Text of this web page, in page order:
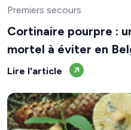
Premiers secours
Cortinaire pourpre :
mortel à éviter en
Lire l'article